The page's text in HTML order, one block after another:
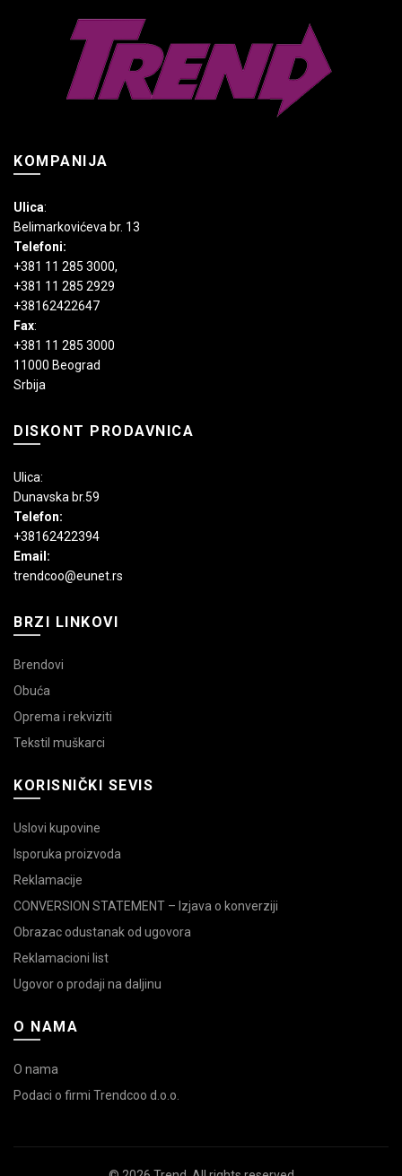
izabrane
stranici
proizvoda.
KOMPANIJA
Ulica:
Belimarkovićeva br. 13
Telefoni:
+381 11 285 3000,
+381 11 285 2929
+38162422647
Fax:
+381 11 285 3000
11000 Beograd
Srbija
DISKONT PRODAVNICA
Ulica:
Dunavska br.59
Telefon:
+38162422394
Email:
trendcoo@eunet.rs
BRZI LINKOVI
Brendovi
Obuća
Oprema i rekviziti
Tekstil muškarci
KORISNIČKI SEVIS
Uslovi kupovine
Isporuka proizvoda
Reklamacije
CONVERSION STATEMENT – Izjava o konverziji
Obrazac odustanak od ugovora
Reklamacioni list
Ugovor o prodaji na daljinu
O NAMA
O nama
Podaci o firmi Trendcoo d.o.o.